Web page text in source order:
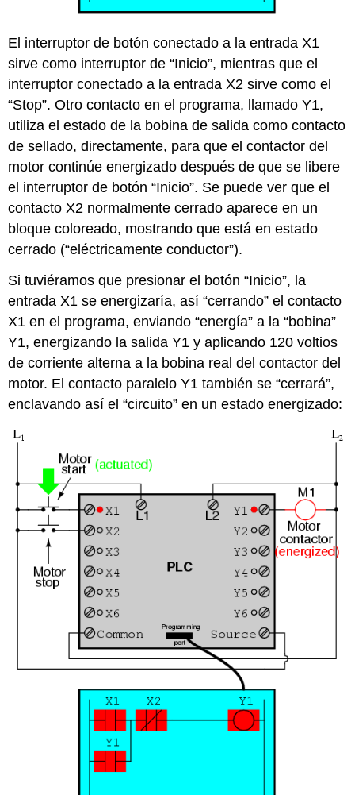
El interruptor de botón conectado a la entrada X1
sirve como interruptor de “Inicio”, mientras que el
interruptor conectado a la entrada X2 sirve como el
“Stop”. Otro contacto en el programa, llamado Y1,
utiliza el estado de la bobina de salida como contacto
de sellado, directamente, para que el contactor del
motor continúe energizado después de que se libere
el interruptor de botón “Inicio”. Se puede ver que el
contacto X2 normalmente cerrado aparece en un
bloque coloreado, mostrando que está en estado
cerrado (“eléctricamente conductor”).
Si tuviéramos que presionar el botón “Inicio”, la
entrada X1 se energizaría, así “cerrando” el contacto
X1 en el programa, enviando “energía” a la “bobina”
Y1, energizando la salida Y1 y aplicando 120 voltios
de corriente alterna a la bobina real del contactor del
motor. El contacto paralelo Y1 también se “cerrará”,
enclavando así el “circuito” en un estado energizado: